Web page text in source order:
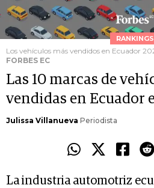
RANKINGS
Los vehículos más vendidos en Ecuador
FORBES EC
Las 10 marcas de
vendidas en Ecuador
Julissa Villanueva Periodista
La industria automotriz